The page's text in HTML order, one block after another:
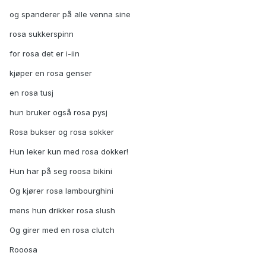
og spanderer på alle venna sine
rosa sukkerspinn
for rosa det er i-iin
kjøper en rosa genser
en rosa tusj
hun bruker også rosa pysj
Rosa bukser og rosa sokker
Hun leker kun med rosa dokker!
Hun har på seg roosa bikini
Og kjører rosa lambourghini
mens hun drikker rosa slush
Og girer med en rosa clutch
Rooosa